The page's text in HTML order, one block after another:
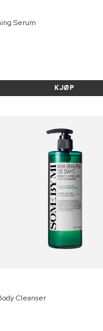
Serum
KJØP
Cleanser